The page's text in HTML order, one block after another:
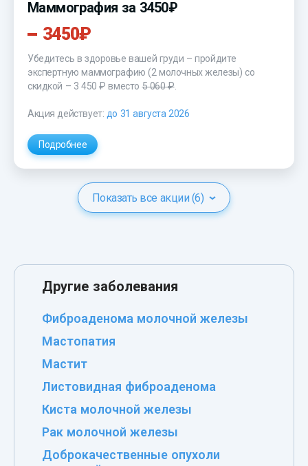
Маммография за 3450₽
3450₽
Убедитесь в здоровье вашей груди – пройдите
экспертную маммографию (2 молочных железы) со
скидкой – 3 450 ₽ вместо5 060 ₽.
Акция действует: до 31 августа 2026
Подробнее
Показать все акции (6)
Другие заболевания
Фиброаденома молочной железы
Мастопатия
Мастит
Листовидная фиброаденома
Киста молочной железы
Рак молочной железы
Доброкачественные опухоли